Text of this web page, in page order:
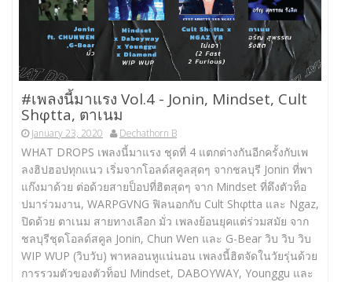
#เพลงนี้มาแรง Vol.4 -​ Jonin, Mindset, Cult
Shφtta, ตาเนม
January 23, 2020 Dechathorn B
WHAT DROPS เพลงนี้มาแรง ชุดที่ 4 แตกต่างกันอีกครั้งกับเพ
ลงฮิปฮอปทุกแนว เริ่มจากโอลด์สคูลสุดๆ จากชลบุรี Jonin ที่พา
แก๊งมาด้วย ต่อด้วยสายป็อปที่ฮิตสุดๆ จาก Mindset ที่ดึงตัวท็อ
ปมาร่วมงาน, WARPGVNG ฟิลนอกกับ Cult Shφtta และ Ngaz,
ปิดด้วย ตาเนม สายทางเลือก มั่ว เพลงย้อนยุคแต่ร่วมสมัย จาก
ชลบุรีชุดโอลด์สคูล Jonin, Chun Wen และ G-Bear วิบ วิบ วิบ
WIP WUP (วิบวับ) พาหลอนหูแน่นอน เพลงนี้ฮิตจัดในวัยรุ่นด้วย
การรวมตัวของตัวท็อป Mindset, DABOYWAY, Younggu และ